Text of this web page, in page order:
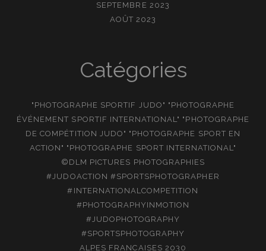
SEPTEMBRE 2023
AOÛT 2023
Catégories
"PHOTOGRAPHE SPORTIF JUDO" "PHOTOGRAPHE
ÉVÉNEMENT SPORTIF INTERNATIONAL" "PHOTOGRAPHE
DE COMPÉTITION JUDO" "PHOTOGRAPHE SPORT EN
ACTION" "PHOTOGRAPHE SPORT INTERNATIONAL"
©DLM PICTURES PHOTOGRAPHIES
#JUDOACTION #SPORTSPHOTOGRAPHER
#INTERNATIONALCOMPETITION
#PHOTOGRAPHYINMOTION
#JUDOPHOTOGRAPHY
#SPORTSPHOTOGRAPHY
ALPES FRANCAISES 2030